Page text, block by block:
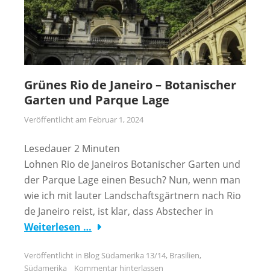
Grünes Rio de Janeiro – Botanischer
Garten und Parque Lage
Veröffentlicht am Februar 1, 2024
Lesedauer2 Minuten
Lohnen Rio de Janeiros Botanischer Garten und
der Parque Lage einen Besuch? Nun, wenn man
wie ich mit lauter Landschaftsgärtnern nach Rio
de Janeiro reist, ist klar, dass Abstecher in
Weiterlesen …
Veröffentlicht in Blog Südamerika 13/14, Brasilien,
Südamerika
Kommentar hinterlassen